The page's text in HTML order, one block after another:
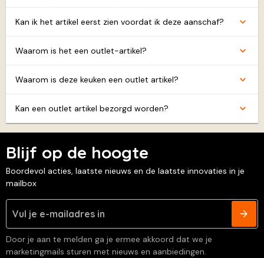
Kan ik het artikel eerst zien voordat ik deze aanschaf?
Waarom is het een outlet-artikel?
Waarom is deze keuken een outlet artikel?
Kan een outlet artikel bezorgd worden?
Blijf op de hoogte
Boordevol acties, laatste nieuws en de laatste innovaties in je
mailbox
Door je aan te melden ga je ermee akkoord dat we je
marketingmails sturen met nieuws en aanbiedingen.